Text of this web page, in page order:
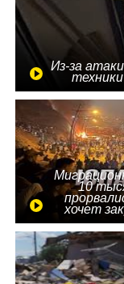
Из-за
10
хочет